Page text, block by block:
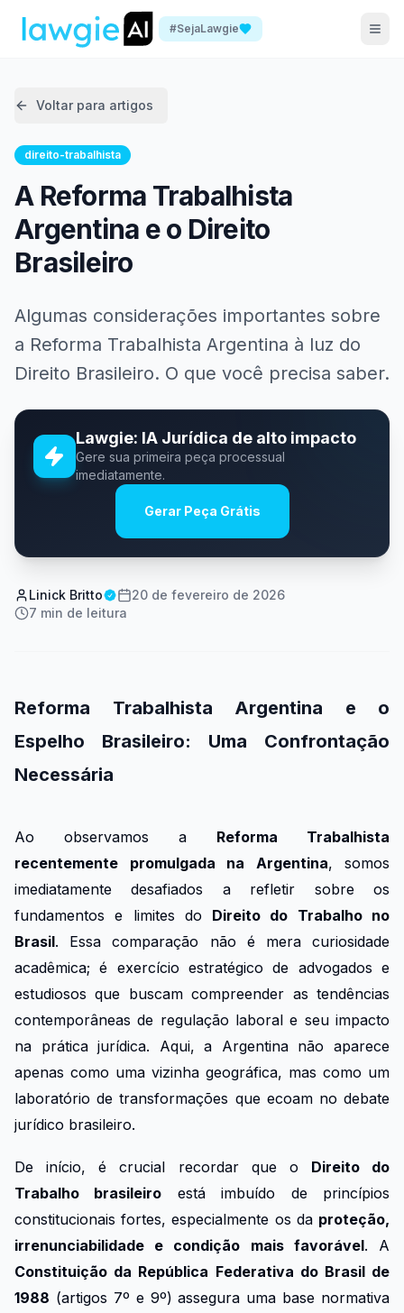
#SejaLawgie
Voltar para artigos
direito-trabalhista
A Reforma Trabalhista
Argentina e o Direito
Brasileiro
Algumas considerações importantes sobre
a Reforma Trabalhista Argentina à luz do
Direito Brasileiro. O que você precisa saber.
Lawgie: IA Jurídica de alto impacto
Gere sua primeira peça processual
imediatamente.
Gerar Peça Grátis
Linick Britto
20 de fevereiro de 2026
7 min de leitura
Reforma Trabalhista Argentina e o
Espelho Brasileiro: Uma Confrontação
Necessária
Ao observamos a Reforma Trabalhista
recentemente promulgada na Argentina, somos
imediatamente desafiados a refletir sobre os
fundamentos e limites do Direito do Trabalho no
Brasil. Essa comparação não é mera curiosidade
acadêmica; é exercício estratégico de advogados e
estudiosos que buscam compreender as tendências
contemporâneas de regulação laboral e seu impacto
na prática jurídica. Aqui, a Argentina não aparece
apenas como uma vizinha geográfica, mas como um
laboratório de transformações que ecoam no debate
jurídico brasileiro.
De início, é crucial recordar que o Direito do
Trabalho brasileiro está imbuído de princípios
constitucionais fortes, especialmente os da proteção,
irrenunciabilidade e condição mais favorável. A
Constituição da República Federativa do Brasil de
1988 (artigos 7º e 9º) assegura uma base normativa